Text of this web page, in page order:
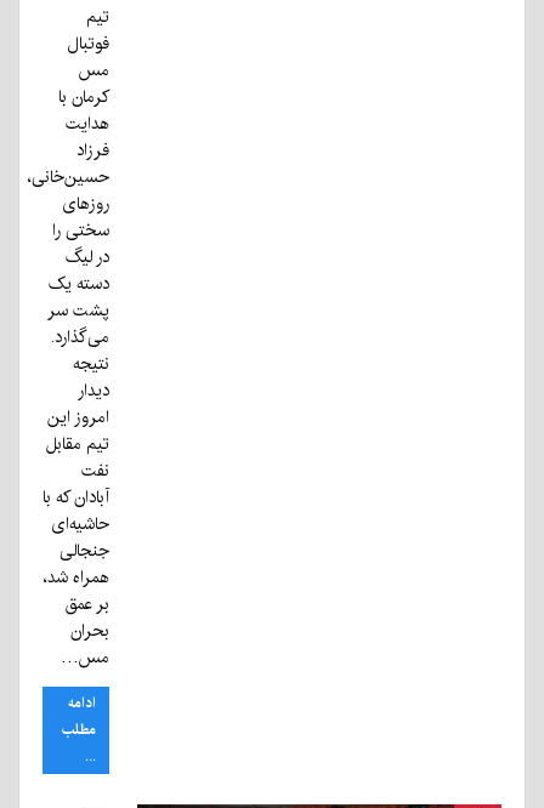
تیم
فوتبال
مس
کرمان با
هدایت
فرزاد
حسین‌خانی،
روزهای
سختی را
در لیگ
دسته یک
پشت سر
می‌گذارد.
نتیجه
دیدار
امروز این
تیم مقابل
نفت
آبادان که با
حاشیه‌ای
جنجالی
همراه شد،
بر عمق
بحران
مس…
ادامه
مطلب
...